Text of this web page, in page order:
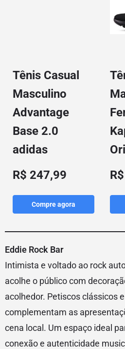
Tênis Casual
Masculino
Advantage
Base 2.0
adidas
R$ 247,99
Compre agora
Eddie Rock Bar
Intimista e voltado ao rock
acolhe o público com
acolhedor. Petiscos clássicos
complementam as
cena local. Um espaço ideal
conexão e autenticidade